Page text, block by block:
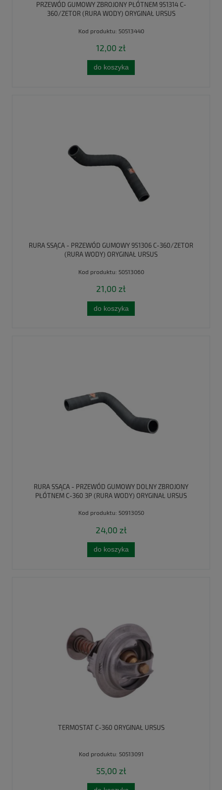
PRZEWÓD GUMOWY ZBROJONY PŁÓTNEM 951314 C-
360/ZETOR (RURA WODY) ORYGINAŁ URSUS
Kod produktu: 50513440
12,00 zł
do koszyka
RURA SSĄCA - PRZEWÓD GUMOWY 951306 C-360/ZETOR
(RURA WODY) ORYGINAŁ URSUS
Kod produktu: 50513060
21,00 zł
do koszyka
RURA SSĄCA - PRZEWÓD GUMOWY DOLNY ZBROJONY
PŁÓTNEM C-360 3P (RURA WODY) ORYGINAŁ URSUS
Kod produktu: 50913050
24,00 zł
do koszyka
TERMOSTAT C-360 ORYGINAŁ URSUS
Kod produktu: 50513091
55,00 zł